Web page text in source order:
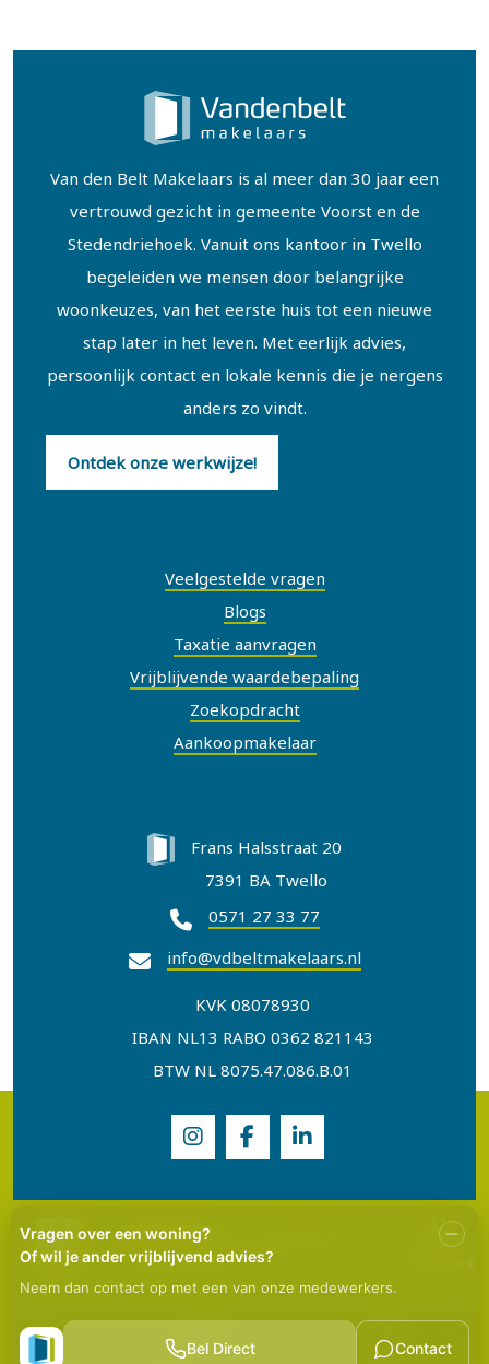
Van den Belt Makelaars is al meer dan 30 jaar een
vertrouwd gezicht in gemeente Voorst en de
Stedendriehoek. Vanuit ons kantoor in Twello
begeleiden we mensen door belangrijke
woonkeuzes, van het eerste huis tot een nieuwe
stap later in het leven. Met eerlijk advies,
persoonlijk contact en lokale kennis die je nergens
anders zo vindt.
Ontdek onze werkwijze!
Veelgestelde vragen
Blogs
Taxatie aanvragen
Vrijblijvende waardebepaling
Zoekopdracht
Aankoopmakelaar
Frans Halsstraat 20
7391 BA Twello
0571 27 33 77
info@vdbeltmakelaars.nl
KVK 08078930
IBAN NL13 RABO 0362 821143
BTW NL 8075.47.086.B.01
© 2026 Van den Belt Makelaars Algemene voorwaarden
Disclaimer
| Grafisch ontwerp |
Technische